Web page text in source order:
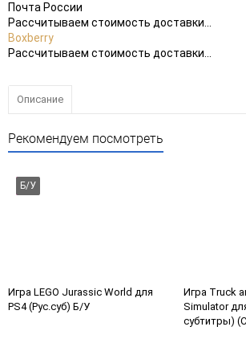
Почта России
Рассчитываем стоимость доставки...
Boxberry
Рассчитываем стоимость доставки...
Описание
Рекомендуем посмотреть
Б/У
Игра LEGO Jurassic World для
PS4 (Рус.суб) Б/У
Игра Truck
Simulator
субтитры)